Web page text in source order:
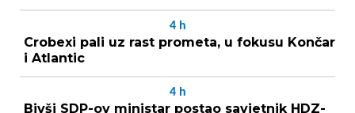
4 h
Crobexi pali uz rast prometa, u fokusu Končar
i Atlantic
4 h
Bivši SDP-ov ministar postao savjetnik HDZ-